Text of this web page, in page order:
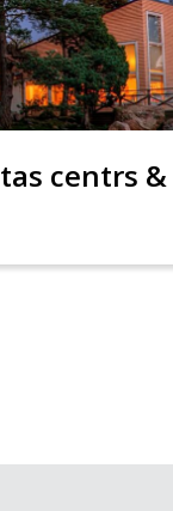
centrs &